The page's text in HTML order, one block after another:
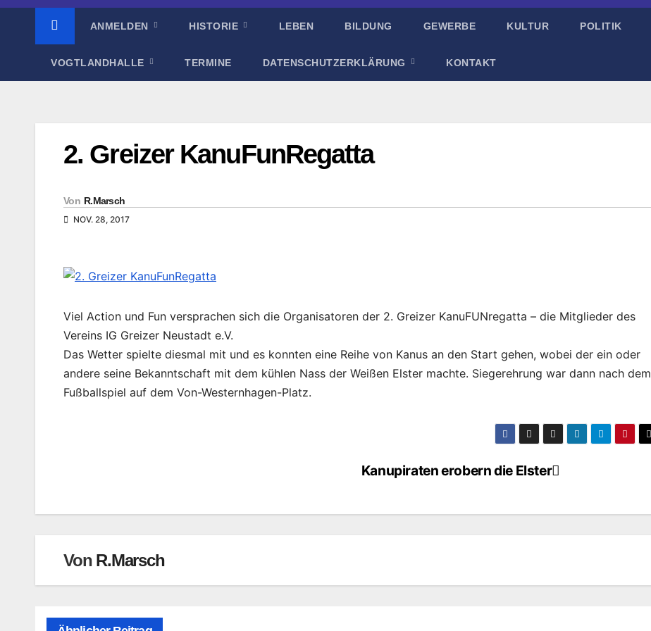
ANMELDEN HISTORIE LEBEN BILDUNG GEWERBE KULTUR POLITIK
VOGTLANDHALLE TERMINE DATENSCHUTZERKLÄRUNG KONTAKT
2. Greizer KanuFunRegatta
Von R.Marsch
NOV. 28, 2017
Viel Action und Fun versprachen sich die Organisatoren der 2. Greizer KanuFUNregatta – die Mitglieder des
Vereins IG Greizer Neustadt e.V.
Das Wetter spielte diesmal mit und es konnten eine Reihe von Kanus an den Start gehen, wobei der ein oder
andere seine Bekanntschaft mit dem kühlen Nass der Weißen Elster machte. Siegerehrung war dann nach dem
Fußballspiel auf dem Von-Westernhagen-Platz.
Kanupiraten erobern die Elster
Von R.Marsch